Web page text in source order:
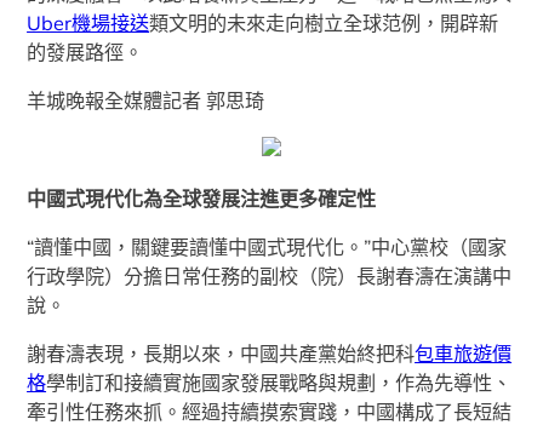
Uber機場接送類文明的未來走向樹立全球范例，開辟新
的發展路徑。
羊城晚報全媒體記者 郭思琦
中國式現代化為全球發展注進更多確定性
“讀懂中國，關鍵要讀懂中國式現代化。”中心黨校（國家
行政學院）分擔日常任務的副校（院）長謝春濤在演講中
說。
謝春濤表現，長期以來，中國共產黨始終把科包車旅遊價
格學制訂和接續實施國家發展戰略與規劃，作為先導性、
牽引性任務來抓。經過持續摸索實踐，中國構成了長短結